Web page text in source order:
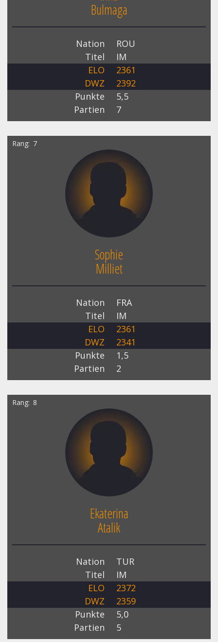
Bulmaga
Nation
ROU
Titel
IM
ELO
2361
DWZ
2392
Punkte
5,5
Partien
7
Rang 7
Sophie
Milliet
Nation
FRA
Titel
IM
ELO
2361
DWZ
2341
Punkte
1,5
Partien
2
Rang 8
Ekaterina
Atalik
Nation
TUR
Titel
IM
ELO
2372
DWZ
2359
Punkte
5,0
Partien
5